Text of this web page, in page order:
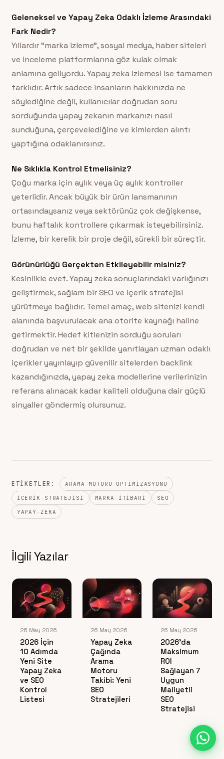
Geleneksel ve Yapay Zeka Odaklı İzleme Arasındaki
Fark Nedir?
Yıllardır “marka izleme”, sosyal medya, haber siteleri
ve inceleme platformlarına göz kulak olmak
anlamına geliyordu. Yapay zeka izlemesi ise tamamen
farklıdır. Artık sadece insanların hakkınızda ne
söylediğine değil, kullanıcılar doğrudan soru
sorduğunda yapay zekanın markanızı nasıl
sunduğuna, çerçevelediğine ve kimlerden alıntı
yaptığına odaklanırsınız.
Ne Sıklıkla Kontrol Etmelisiniz?
Çoğu marka için aylık veya üç aylık kontroller
yeterlidir. Ancak büyük bir ürün lansmanının
ortasındaysanız veya sektörünüz çok değişkense,
bunu haftalık kontrollere çıkarmak isteyebilirsiniz.
İzleme, bir kerelik bir proje değil, sürekli bir süreçtir.
Görünürlüğü Gerçekten Etkileyebilir misiniz?
Kesinlikle evet. Yapay zeka sonuçlarındaki varlığınızı
geliştirmek, sağlam bir SEO ve içerik stratejisi
yürütmeye bağlıdır. Temel amaç, web sitenizi kendi
alanında başvurulacak ana otorite kaynağı haline
getirmektir. Hedef kitlenizin sorduğu soruları
doğrudan ve net bir şekilde yanıtlayan uzman odaklı
içerikler yayınlayıp güvenilir sitelerden backlink
kazandığınızda, yapay zeka modellerine verilerinizin
referans alınacak kadar kaliteli olduğuna dair güçlü
sinyaller göndermiş olursunuz.
ETIKETLER:
ARAMA-MOTORU-OPTIMIZASYONU
ICERIK-STRATEJISI
MARKA-ITIBARI
SEO
YAPAY-ZEKA
İlgili Yazılar
26 May 2026
2026 İçin
10 Adımda
Yeni Site
Yapay Zeka
ve SEO
Kontrol
Listesi
26 May 2026
Yapay Zeka
Çağında
Arama
Motoru
Takibi: Yeni
SEO
Stratejileri
26 May 2026
2026’da
Maksimum
ROI
Sağlayan 7
Uygun
Maliyetli
SEO
Stratejisi